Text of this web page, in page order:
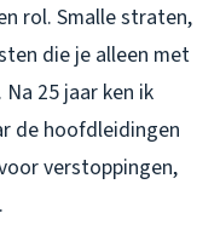
rol. Smalle straten,
die je alleen met
25 jaar ken ik
de hoofdleidingen
verstoppingen,